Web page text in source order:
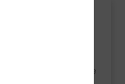
als Fahrlererin sie